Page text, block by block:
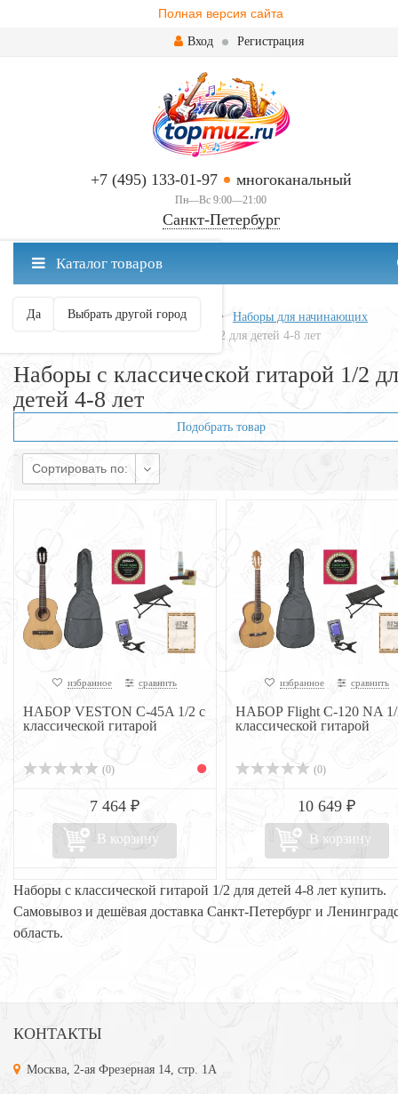
Полная версия сайта
Вход Регистрация
+7 (495) 133-01-97 многоканальный
Пн—Вс 9:00—21:00
Санкт-Петербург
Санкт-Петербург ваш город?
Да Выбрать другой город
Каталог товаров
Главная Гитары Классические
Наборы для начинающих
Наборы с классической гитарой 1/2 для детей 4-8 лет
Наборы с классической гитарой 1/2
детей 4-8 лет
Подобрать товар
Сортировать по:
избранное сравнить
НАБОР VESTON C-45A 1/2 с
классической гитарой
(0)
7 464 ₽
В корзину
избранное сравнить
НАБОР Flight C-120 NA 1/
классической гитарой
(0)
10 649 ₽
В корзину
Наборы с классической гитарой 1/2 для детей 4-8 лет купить.
Самовывоз и дешёвая доставка Санкт-Петербург и
область.
КОНТАКТЫ
Москва, 2-ая Фрезерная 14, стр. 1А